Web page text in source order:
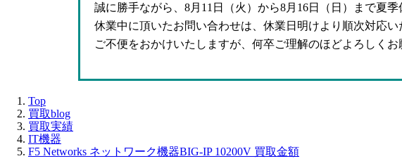
誠に勝手ながら、8月11日（火）から8月16日（日）まで夏季
休業中に頂いたお問い合わせは、休業日明けより順次対応い
ご不便をおかけいたしますが、何卒ご理解のほどよろしくお
Top
買取blog
買取実績
IT機器
F5 Networks ネットワーク機器BIG-IP 10200V 買取金額